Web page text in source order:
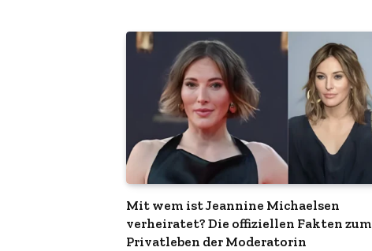
Mit wem ist Jeannine Michaelsen
verheiratet? Die offiziellen Fakten zum
Privatleben der Moderatorin